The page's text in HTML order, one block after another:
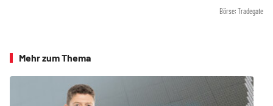
Börse: Tradegate
Mehr zum Thema